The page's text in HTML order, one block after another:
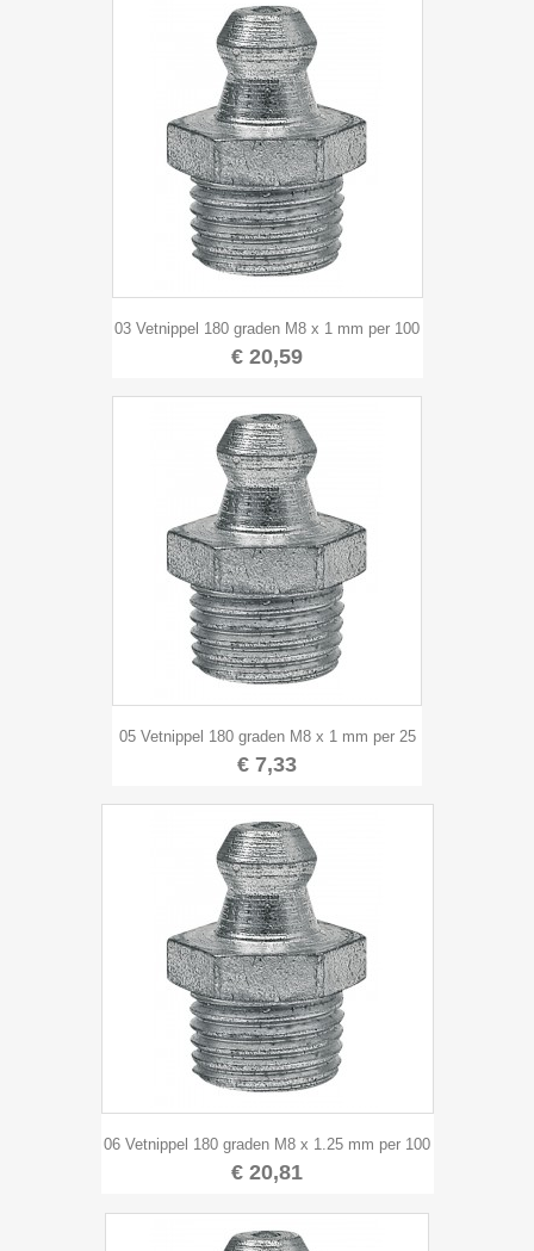
03 Vetnippel 180 graden M8 x 1 mm per 100
€ 20,59
05 Vetnippel 180 graden M8 x 1 mm per 25
€ 7,33
06 Vetnippel 180 graden M8 x 1.25 mm per 100
€ 20,81